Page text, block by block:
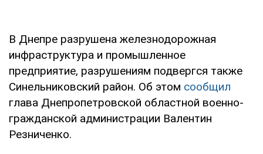
В Днепре разрушена железнодорожная
инфраструктура и промышленное
предприятие, разрушениям подвергся также
Синельниковский район. Об этом сообщил
глава Днепропетровской областной военно-
гражданской администрации Валентин
Резниченко.